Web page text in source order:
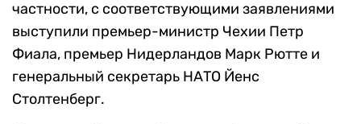
частности, с соответствующими заявлениями
выступили премьер-министр Чехии Петр
Фиала, премьер Нидерландов Марк Рютте и
генеральный секретарь НАТО Йенс
Столтенберг.